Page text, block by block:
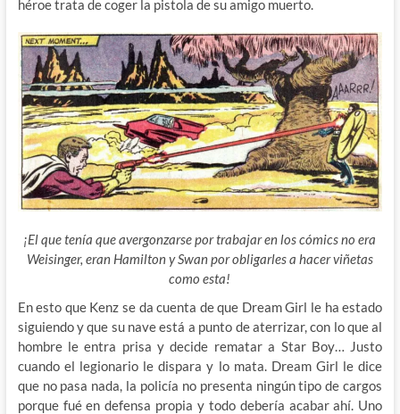
héroe trata de coger la pistola de su amigo muerto.
¡El que tenía que avergonzarse por trabajar en los cómics no era
Weisinger, eran Hamilton y Swan por obligarles a hacer viñetas
como esta!
En esto que Kenz se da cuenta de que Dream Girl le ha estado
siguiendo y que su nave está a punto de aterrizar, con lo que al
hombre le entra prisa y decide rematar a Star Boy… Justo
cuando el legionario le dispara y lo mata. Dream Girl le dice
que no pasa nada, la policía no presenta ningún tipo de cargos
porque fué en defensa propia y todo debería acabar ahí. Uno